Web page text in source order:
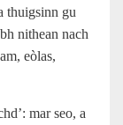
thuigsinn gu
nithean nach
eòlas,
mar seo, a